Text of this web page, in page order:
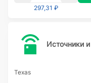
297,31 ₽
Источники
Texas